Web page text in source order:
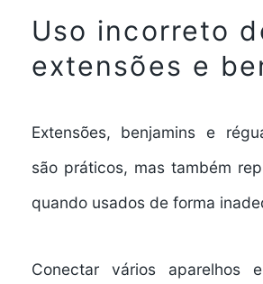
Uso incorreto
extensões e
Extensões, benjamins e
são práticos, mas também
quando usados de forma
Conectar vários aparelhos